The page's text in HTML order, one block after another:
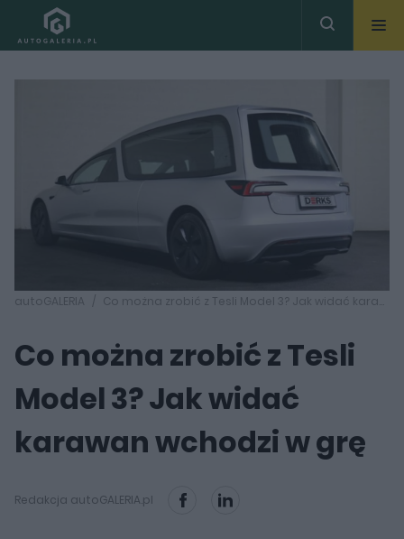
autoGALERIA Co można zrobić z Tesli Model 3? Jak widać karawan wchodzi w grę
Co można zrobić z Tesli
Model 3? Jak widać
karawan wchodzi w grę
Redakcja autoGALERIA.pl